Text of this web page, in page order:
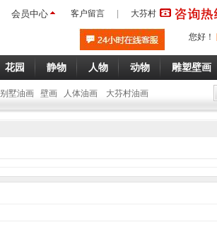
会员中心 客户留言 大芬村
您好 ！
花园 静物 人物 动物 雕塑壁画
别墅油画 壁画 人体油画 大芬村油画